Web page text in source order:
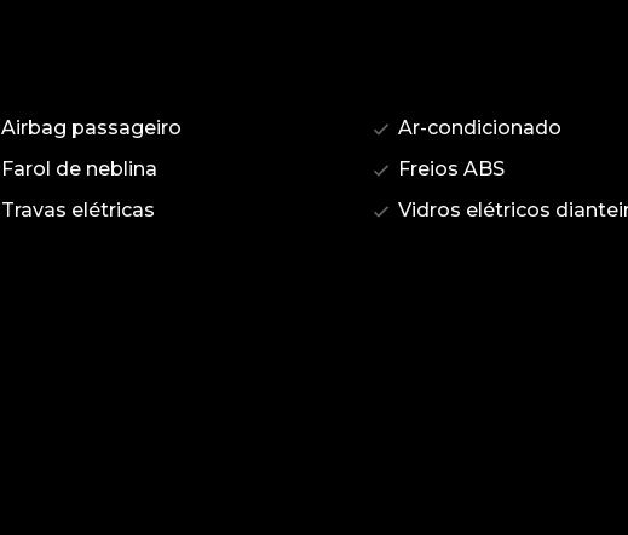
Airbag passageiro
Ar-condicionado
Farol de neblina
Freios ABS
Travas elétricas Vidros elétricos